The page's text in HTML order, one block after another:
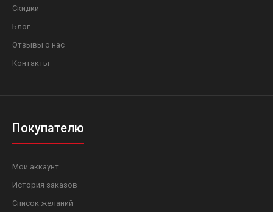
Скидки
Блог
Отзывы о нас
Контакты
Покупателю
Мой аккаунт
История заказов
Список желаний